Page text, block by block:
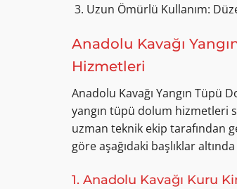
Uzun Ömürlü Kullanım:
Anadolu Kavağı
Hizmetleri
Anadolu Kavağı Yangın Tüpü
yangın tüpü dolum hizmetleri
uzman teknik ekip tarafından
göre aşağıdaki başlıklar
1. Anadolu Kavağı Kuru